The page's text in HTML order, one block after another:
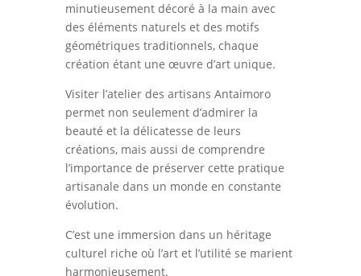
minutieusement décoré à la main avec
des éléments naturels et des motifs
géométriques traditionnels, chaque
création étant une œuvre d’art unique.
Visiter l’atelier des artisans Antaimoro
permet non seulement d’admirer la
beauté et la délicatesse de leurs
créations, mais aussi de comprendre
l’importance de préserver cette pratique
artisanale dans un monde en constante
évolution.
C’est une immersion dans un héritage
culturel riche où l’art et l’utilité se marient
harmonieusement.